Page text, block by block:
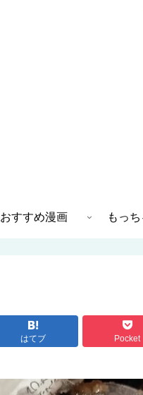
おすすめ漫画 もっ
はてブ Pocket